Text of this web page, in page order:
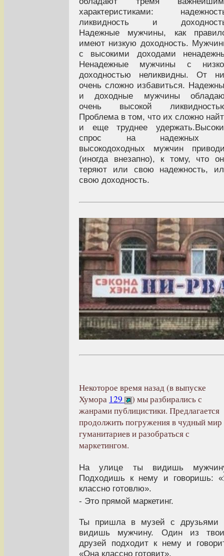
характеристиками:
ликвидность и
Надежные мужчины, как
имеют низкую доходность.
с высокими доходами
Ненадежные мужчины с
доходностью неликвидны. От
очень сложно избавиться.
и доходные мужчины
очень высокой
Проблема в том, что их сложно
и еще труднее
спрос на надежных
высокодоходных мужчин
(иногда внезапно), к тому, что
теряют или свою надежность,
свою доходность.
Некоторое время назад (в выпуске
Хумора 129
) мы разбирались с
жанрами публицистики. Предлагается
продолжить погружения в чудный мир
гуманитариев и разобраться с
маркетингом.
На улице ты видишь
Подходишь к нему и говоришь:
классно готовлю».
- Это прямой маркетинг.
Ты пришла в музей с друзьями
видишь мужчину. Один из
друзей подходит к нему и
«Она классно готовит».